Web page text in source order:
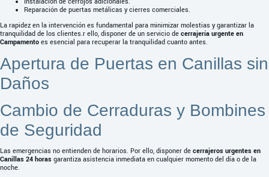
Reparación de puertas metálicas y cierres comerciales.
La rapidez en la intervención es fundamental para minimizar molestias y garantizar la
tranquilidad de los clientes.r ello, disponer de un servicio de cerrajería urgente en
Campamento es esencial para recuperar la tranquilidad cuanto antes.
Apertura de Puertas en Canillas sin
Daños
Cambio de Cerraduras y Bombines
de Seguridad
Las emergencias no entienden de horarios. Por ello, disponer de cerrajeros urgentes en
Canillas 24 horas garantiza asistencia inmediata en cualquier momento del día o de la
noche.